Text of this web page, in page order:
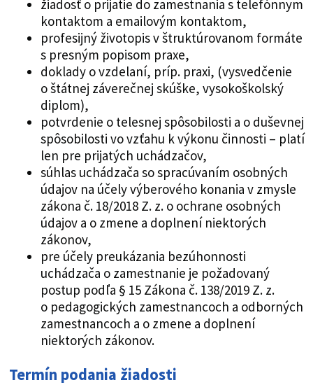
žiadosť o prijatie do zamestnania s telefónnym
kontaktom a emailovým kontaktom,
profesijný životopis v štruktúrovanom formáte
s presným popisom praxe,
doklady o vzdelaní, príp. praxi, (vysvedčenie
o štátnej záverečnej skúške, vysokoškolský
diplom),
potvrdenie o telesnej spôsobilosti a o duševnej
spôsobilosti vo vzťahu k výkonu činnosti – platí
len pre prijatých uchádzačov,
súhlas uchádzača so spracúvaním osobných
údajov na účely výberového konania v zmysle
zákona č. 18/2018 Z. z. o ochrane osobných
údajov a o zmene a doplnení niektorých
zákonov,
pre účely preukázania bezúhonnosti
uchádzača o zamestnanie je požadovaný
postup podľa § 15 Zákona č. 138/2019 Z. z.
o pedagogických zamestnancoch a odborných
zamestnancoch a o zmene a doplnení
niektorých zákonov.
Termín podania žiadosti